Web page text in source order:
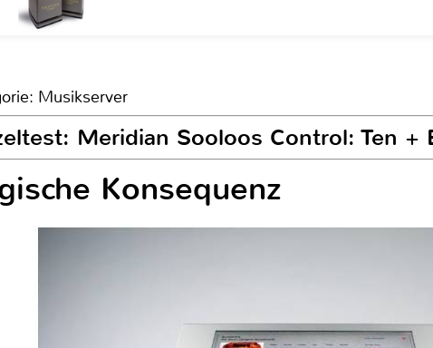
Musikserver
Meridian Sooloos Control: Ten +
Konsequenz